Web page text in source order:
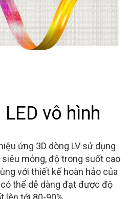
vô hình
ứng 3D dòng LV sử dụng
mỏng, độ trong suốt cao
với thiết kế hoàn hảo của
thể dễ dàng đạt được độ